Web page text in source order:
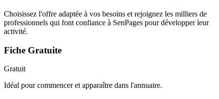
Choisissez l'offre adaptée à vos besoins et rejoignez les milliers de
professionnels qui font confiance à SenPages pour développer leur
activité.
Fiche Gratuite
Gratuit
Idéal pour commencer et apparaître dans l'annuaire.